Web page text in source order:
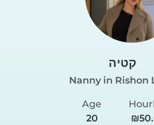
קטיה
Nanny in Rishon
Age
20